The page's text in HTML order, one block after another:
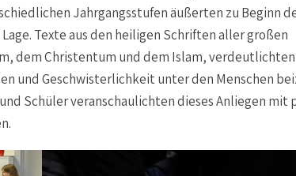
Jahrgangsstufen äußerten zu Beginn
Texte aus den heiligen Schriften aller großen
dem Christentum und dem Islam, verdeutlichten
und Geschwisterlichkeit unter den Menschen
Schüler veranschaulichten dieses Anliegen mit